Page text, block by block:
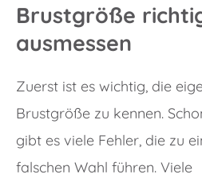
Brustgröße
ausmessen
Zuerst ist es wichtig, die
Brustgröße zu kennen.
gibt es viele Fehler, die zu
falschen Wahl führen. Viele